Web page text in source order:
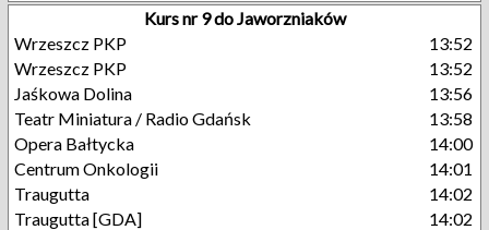
Kurs nr 9 do Jaworzniaków
Wrzeszcz PKP
13:52
Wrzeszcz PKP
13:52
Jaśkowa Dolina
13:56
Teatr Miniatura / Radio Gdańsk
13:58
Opera Bałtycka
14:00
Centrum Onkologii
14:01
Traugutta
14:02
Traugutta [GDA]
14:02